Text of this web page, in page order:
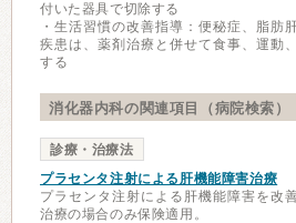
付いた器具で切除する
・生活習慣の改善指導：便秘症、脂肪
疾患は、薬剤治療と併せて食事、運動
する
消化器内科の関連項目（病院検索）
診療・治療法
プラセンタ注射による肝機能障害治療
プラセンタ注射による肝機能障害を改
治療の場合のみ保険適用。